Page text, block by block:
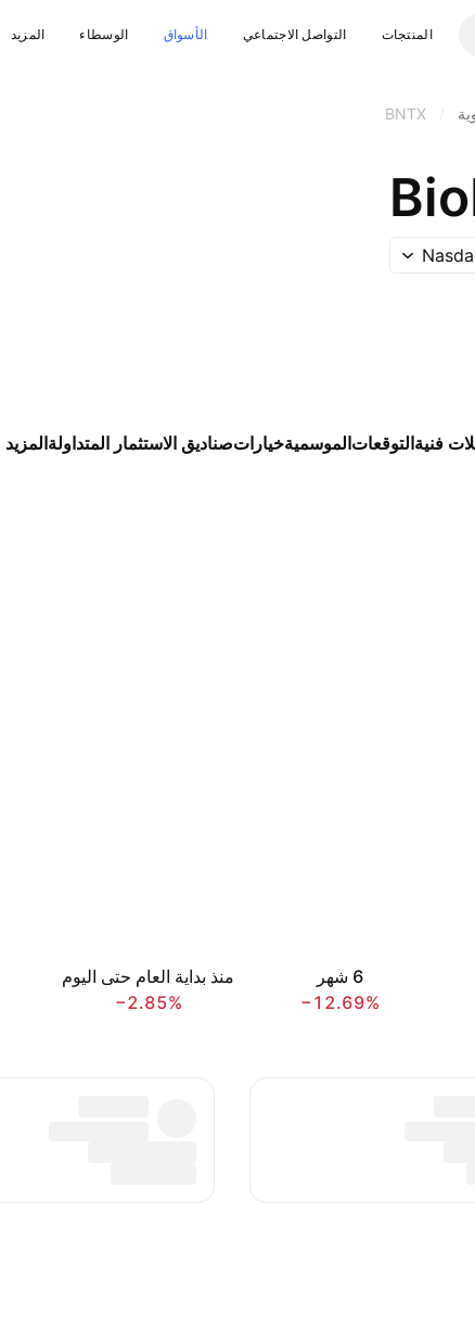
المنتجات التواصل الاجتماعي الأسواق الوسطاء المزيد
BNTX
فنيةالتوقعاتالموسميةخياراتصناديق الاستثمار المتداولةالمزيد
‎6‎ شهر
−12.69%
منذ بداية العام حتى اليوم
−2.85%